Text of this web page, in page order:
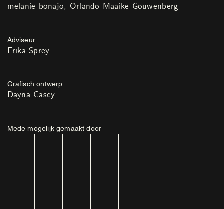
melanie bonajo Orlando Maaike Gouwenberg
Adviseur
Erika Sprey
Grafisch ontwerp
Dayna Casey
Mede mogelijk gemaakt door